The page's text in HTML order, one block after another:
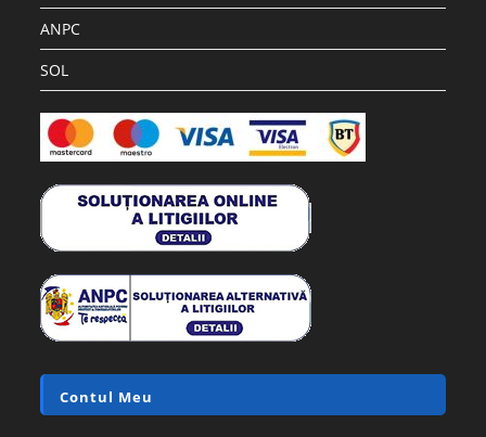
ANPC
SOL
Contul Meu